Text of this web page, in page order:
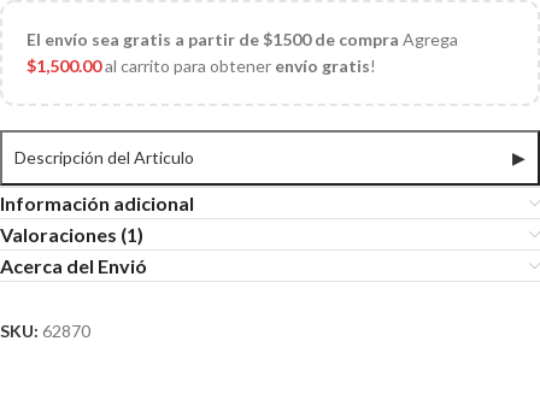
El envío sea gratis a partir de $1500 de compra Agrega
$1,500.00al carrito para obtener envío gratis!
Descripción del Articulo ▶
Información adicional
Valoraciones (1)
Acerca del Envió
SKU: 62870